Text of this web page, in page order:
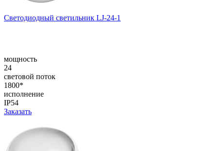
Светодиодный светильник LJ-24-1
мощность
24
световой поток
1800*
исполнение
IP54
Заказать